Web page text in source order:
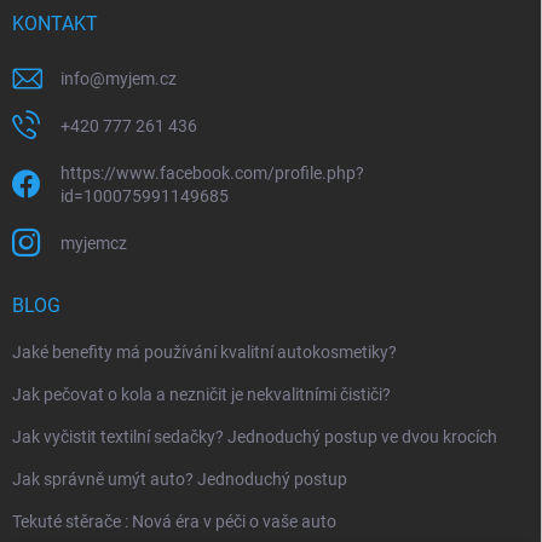
KONTAKT
info@myjem.cz
+420 777 261 436
https://www.facebook.com/profile.php?
id=100075991149685
myjemcz
BLOG
Jaké benefity má používání kvalitní autokosmetiky?
Jak pečovat o kola a nezničit je nekvalitními čističi?
Jak vyčistit textilní sedačky? Jednoduchý postup ve dvou krocích
Jak správně umýt auto? Jednoduchý postup
Tekuté stěrače : Nová éra v péči o vaše auto